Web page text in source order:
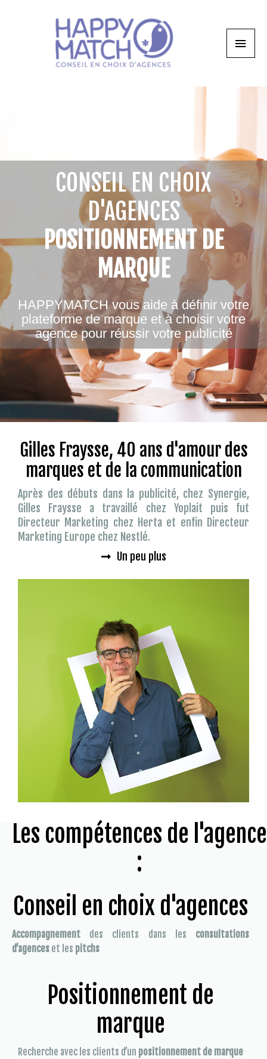
CONSEIL EN CHOIX
D'AGENCES
POSITIONNEMENT DE
MARQUE
HAPPYMATCH vous aide à définir votre
plateforme de marque et à choisir votre
agence pour réussir votre publicité
Gilles Fraysse, 40 ans d'amour des
marques et de la communication
Après des débuts dans la publicité, chez Synergie,
Gilles Fraysse a travaillé chez Yoplait puis fut
Directeur Marketing chez Herta et enfin Directeur
Marketing Europe chez Nestlé.
Un peu plus
Les compétences de l'agence
:
Conseil en choix d'agences
Accompagnement des clients dans les consultations
d’agences et les pitchs
Positionnement de
marque
Recherche avec les clients d’un positionnement de marque